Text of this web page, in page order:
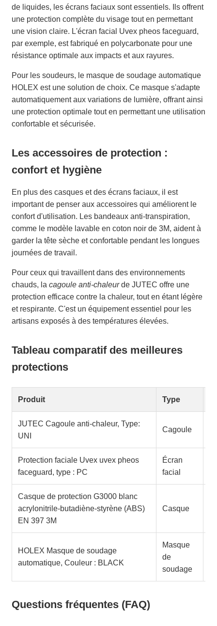
de liquides, les écrans faciaux sont essentiels. Ils offrent
une protection complète du visage tout en permettant
une vision claire. L'écran facial Uvex pheos faceguard,
par exemple, est fabriqué en polycarbonate pour une
résistance optimale aux impacts et aux rayures.
Pour les soudeurs, le masque de soudage automatique
HOLEX est une solution de choix. Ce masque s'adapte
automatiquement aux variations de lumière, offrant ainsi
une protection optimale tout en permettant une utilisation
confortable et sécurisée.
Les accessoires de protection :
confort et hygiène
En plus des casques et des écrans faciaux, il est
important de penser aux accessoires qui améliorent le
confort d'utilisation. Les bandeaux anti-transpiration,
comme le modèle lavable en coton noir de 3M, aident à
garder la tête sèche et confortable pendant les longues
journées de travail.
Pour ceux qui travaillent dans des environnements
chauds, la cagoule anti-chaleurde JUTEC offre une
protection efficace contre la chaleur, tout en étant légère
et respirante. C'est un équipement essentiel pour les
artisans exposés à des températures élevées.
Tableau comparatif des meilleures
protections
Produit Type
JUTEC Cagoule anti-chaleur, Type:
UNI
Cagoule
Protection faciale Uvex uvex pheos
faceguard, type : PC
Écran
facial
Casque de protection G3000 blanc
acrylonitrile-butadiène-styrène (ABS)
EN 397 3M
Casque
HOLEX Masque de soudage
automatique, Couleur : BLACK
Masque
de
soudage
Questions fréquentes (FAQ)